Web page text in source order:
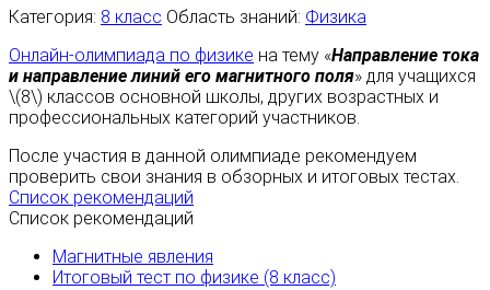
Категория: 8 класс Область знаний: Физика
Онлайн-олимпиада по физике на тему «Направление тока
и направление линий его магнитного поля» для учащихся
\(8\) классов основной школы, других возрастных и
профессиональных категорий участников.
После участия в данной олимпиаде рекомендуем
проверить свои знания в обзорных и итоговых тестах.
Список рекомендаций
Список рекомендаций
Магнитные явления
Итоговый тест по физике (8 класс)